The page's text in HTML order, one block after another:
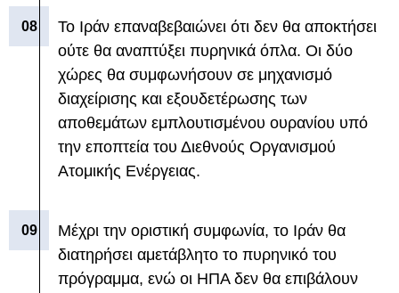
Το Ιράν επαναβεβαιώνει ότι δεν θα αποκτήσει
ούτε θα αναπτύξει πυρηνικά όπλα. Οι δύο
χώρες θα συμφωνήσουν σε μηχανισμό
διαχείρισης και εξουδετέρωσης των
αποθεμάτων εμπλουτισμένου ουρανίου υπό
την εποπτεία του Διεθνούς Οργανισμού
Ατομικής Ενέργειας.
Μέχρι την οριστική συμφωνία, το Ιράν θα
διατηρήσει αμετάβλητο το πυρηνικό του
πρόγραμμα, ενώ οι ΗΠΑ δεν θα επιβάλουν